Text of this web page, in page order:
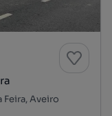
Feira, Aveiro